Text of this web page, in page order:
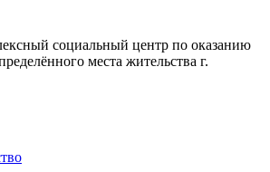
социальный центр по оказанию
места жительства г.